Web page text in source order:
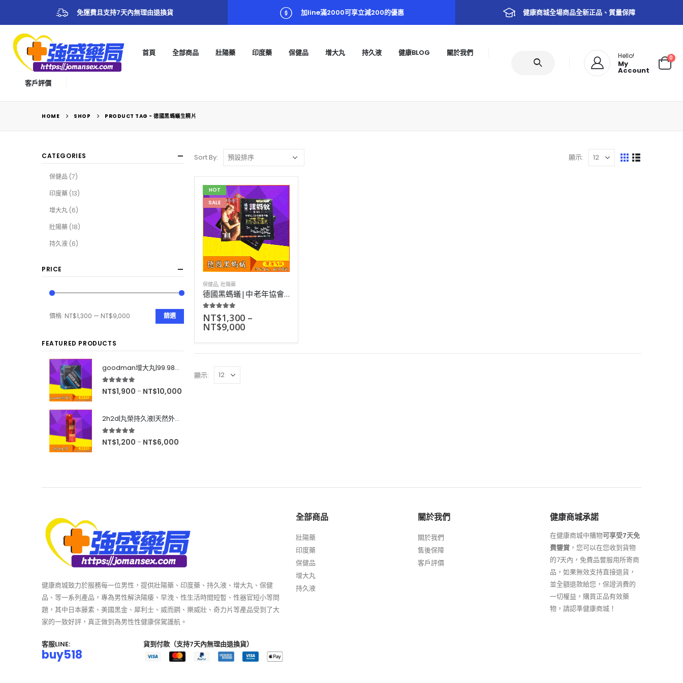
免運費且支持7天內無理由退換貨 加line滿2000可享立減200的優惠 健康商城全場商品全新正品、質量保障
首頁 全部商品 壯陽藥 印度藥 保健品 增大丸 持久液 健康BLOG 關於我們
客戶評價
Hello!
My
Account
0
HOME SHOP PRODUCT TAG - 德國黑螞蟻生精片
Sort By: 顯示:
HOT
SALE
保健品, 壯陽藥
德國黑螞蟻|中老年協會推薦保健品|藥效持續120小時|24粒裝
5.00out of 5
NT$1,300–
NT$9,000
顯示:
CATEGORIES
保健品 (7)
印度藥 (13)
增大丸 (6)
壯陽藥 (18)
持久液 (6)
PRICE
篩選
價格: NT$1,300 — NT$9,000
FEATURED PRODUCTS
goodman增大丸|99.98%有效率|增大後不反彈|效果超好|60粒
5.00 out of 5
NT$1,900 – NT$10,000
2h2d|丸榮持久液|天然外用延時|效果強烈|無色無味|10ml
5.00 out of 5
NT$1,200 – NT$6,000
健康商城致力於服務每一位男性，提供壯陽藥、印度藥、持久液、增大丸、保健
品、等一系列產品，專為男性解決陽痿、早洩、性生活時間短暫、性器官短小等問
題，其中日本藤素、美國黑金、犀利士、威而鋼、樂威壯、奇力片等產品受到了大
家的一致好評，真正做到為男性性健康保駕護航。
客服LINE:
buy518
貨到付款（支持7天內無理由退換貨）
全部商品
壯陽藥
印度藥
保健品
增大丸
持久液
關於我們
關於我們
售後保障
客戶評價
健康商城承諾
在健康商城中購物可享受7天免
費鑒賞 ，您可以在您收到貨物
的7天內，免費品嘗服用所寄商
品，如果無效支持直接退貨，
並全額退款給您，保證消費的
一切權益，購買正品有效藥
物，請認準健康商城！